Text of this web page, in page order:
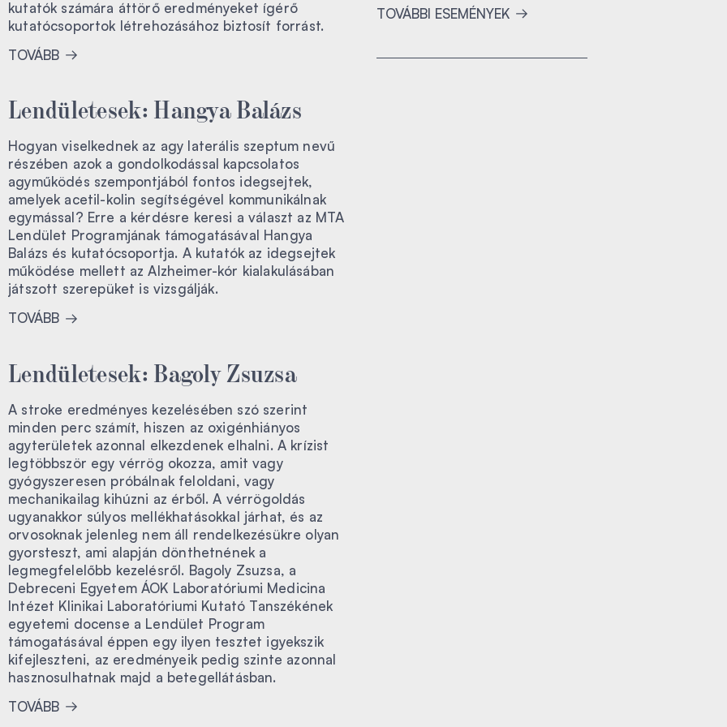
kutatók számára áttörő eredményeket ígérő
kutatócsoportok létrehozásához biztosít forrást.
TOVÁBB
Lendületesek: Hangya Balázs
Hogyan viselkednek az agy laterális szeptum nevű
részében azok a gondolkodással kapcsolatos
agyműködés szempontjából fontos idegsejtek,
amelyek acetil-kolin segítségével kommunikálnak
egymással? Erre a kérdésre keresi a választ az MTA
Lendület Programjának támogatásával Hangya
Balázs és kutatócsoportja. A kutatók az idegsejtek
működése mellett az Alzheimer-kór kialakulásában
játszott szerepüket is vizsgálják.
TOVÁBB
Lendületesek: Bagoly Zsuzsa
A stroke eredményes kezelésében szó szerint
minden perc számít, hiszen az oxigénhiányos
agyterületek azonnal elkezdenek elhalni. A krízist
legtöbbször egy vérrög okozza, amit vagy
gyógyszeresen próbálnak feloldani, vagy
mechanikailag kihúzni az érből. A vérrögoldás
ugyanakkor súlyos mellékhatásokkal járhat, és az
orvosoknak jelenleg nem áll rendelkezésükre olyan
gyorsteszt, ami alapján dönthetnének a
legmegfelelőbb kezelésről. Bagoly Zsuzsa, a
Debreceni Egyetem ÁOK Laboratóriumi Medicina
Intézet Klinikai Laboratóriumi Kutató Tanszékének
egyetemi docense a Lendület Program
támogatásával éppen egy ilyen tesztet igyekszik
kifejleszteni, az eredményeik pedig szinte azonnal
hasznosulhatnak majd a betegellátásban.
TOVÁBB
TOVÁBBI ESEMÉNYEK